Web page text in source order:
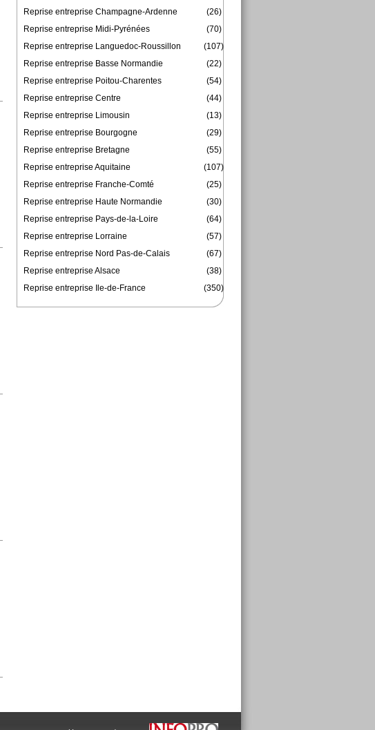
Reprise entreprise Champagne-Ardenne
(26)
Reprise entreprise Midi-Pyrénées
(70)
Reprise entreprise Languedoc-Roussillon
(107)
Reprise entreprise Basse Normandie
(22)
Reprise entreprise Poitou-Charentes
(54)
Reprise entreprise Centre
(44)
Reprise entreprise Limousin
(13)
Reprise entreprise Bourgogne
(29)
Reprise entreprise Bretagne
(55)
Reprise entreprise Aquitaine
(107)
Reprise entreprise Franche-Comté
(25)
Reprise entreprise Haute Normandie
(30)
Reprise entreprise Pays-de-la-Loire
(64)
Reprise entreprise Lorraine
(57)
Reprise entreprise Nord Pas-de-Calais
(67)
Reprise entreprise Alsace
(38)
Reprise entreprise Ile-de-France
(350)